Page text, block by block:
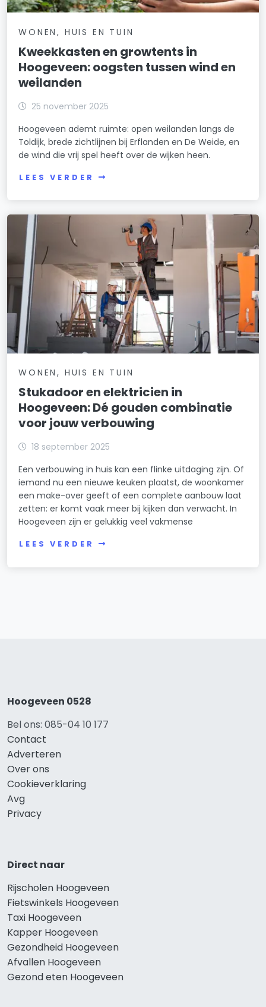
WONEN, HUIS EN TUIN
Kweekkasten en growtents in
Hoogeveen: oogsten tussen wind en
weilanden
25 november 2025
Hoogeveen ademt ruimte: open weilanden langs de
Toldijk, brede zichtlijnen bij Erflanden en De Weide, en
de wind die vrij spel heeft over de wijken heen.
LEES VERDER
WONEN, HUIS EN TUIN
Stukadoor en elektricien in
Hoogeveen: Dé gouden combinatie
voor jouw verbouwing
18 september 2025
Een verbouwing in huis kan een flinke uitdaging zijn. Of
iemand nu een nieuwe keuken plaatst, de woonkamer
een make-over geeft of een complete aanbouw laat
zetten: er komt vaak meer bij kijken dan verwacht. In
Hoogeveen zijn er gelukkig veel vakmense
LEES VERDER
Hoogeveen 0528
Bel ons: 085-04 10 177
Contact
Adverteren
Over ons
Cookieverklaring
Avg
Privacy
Direct naar
Rijscholen Hoogeveen
Fietswinkels Hoogeveen
Taxi Hoogeveen
Kapper Hoogeveen
Gezondheid Hoogeveen
Afvallen Hoogeveen
Gezond eten Hoogeveen